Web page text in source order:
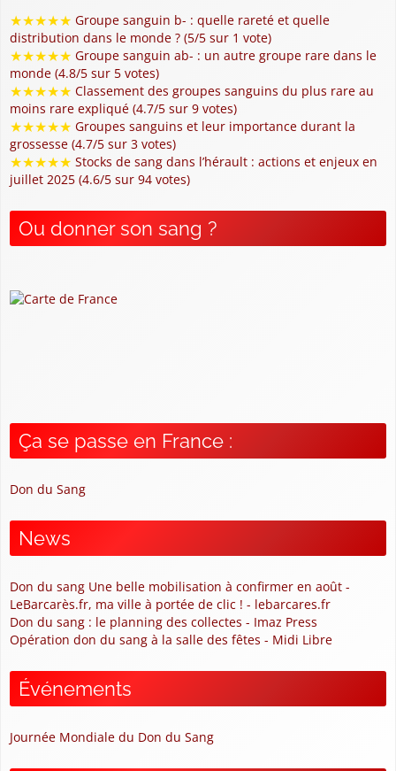
★★★★★ Groupe sanguin b- : quelle rareté et quelle
distribution dans le monde ? (5/5 sur 1 vote)
★★★★★ Groupe sanguin ab- : un autre groupe rare dans le
monde (4.8/5 sur 5 votes)
★★★★★ Classement des groupes sanguins du plus rare au
moins rare expliqué (4.7/5 sur 9 votes)
★★★★★ Groupes sanguins et leur importance durant la
grossesse (4.7/5 sur 3 votes)
★★★★★ Stocks de sang dans l’hérault : actions et enjeux en
juillet 2025 (4.6/5 sur 94 votes)
Ou donner son sang ?
Ça se passe en France :
Don du Sang
News
Don du sang Une belle mobilisation à confirmer en août -
LeBarcarès.fr, ma ville à portée de clic ! - lebarcares.fr
Don du sang : le planning des collectes - Imaz Press
Opération don du sang à la salle des fêtes - Midi Libre
Événements
Journée Mondiale du Don du Sang